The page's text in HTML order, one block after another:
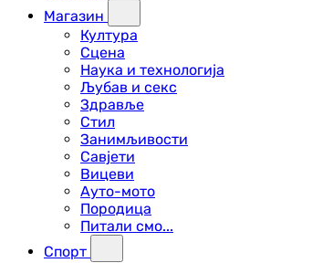
Магазин
Култура
Сцена
Наука и технологија
Љубав и секс
Здравље
Стил
Занимљивости
Савјети
Вицеви
Ауто-мото
Породица
Питали смо...
Спорт